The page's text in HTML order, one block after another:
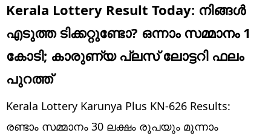
Business
Education
Lifestyle
world
Kerala Lottery Result Today: നിങ്ങൾ
എടുത്ത ടിക്കറ്റുണ്ടോ? ഒന്നാം സമ്മാനം 1
കോടി; കാരുണ്യ പ്ലസ് ലോട്ടറി ഫലം
പുറത്ത്
Kerala Lottery Karunya Plus KN-626 Results:
രണ്ടാം സമ്മാനം 30 ലക്ഷം രൂപയും മൂന്നാം